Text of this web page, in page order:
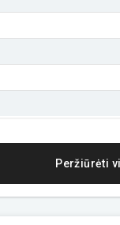
Peržiūrėti